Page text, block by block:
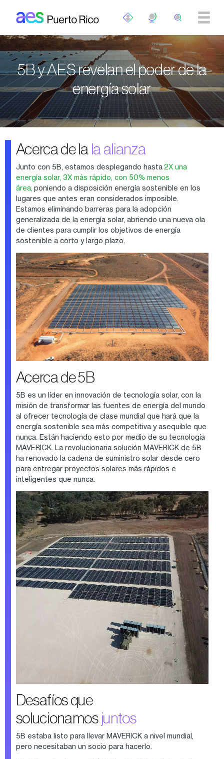
5B y AES revelan el poder de la
energía solar
Acerca de la la alianza
Junto con 5B, estamos desplegando hasta2X una
energía solar, 3X más rápido, con 50% menos
área, poniendo a disposición energía sostenible en los
lugares que antes eran considerados imposible.
Estamos eliminando barreras para la adopción
generalizada de la energía solar, abriendo una nueva ola
de clientes para cumplir los objetivos de energía
sostenible a corto y largo plazo.
Acerca de 5B
5B es un líder en innovación de tecnología solar, con la
misión de transformar las fuentes de energía del mundo
al ofrecer tecnología de clase mundial que hará que la
energía sostenible sea más competitiva y asequible que
nunca. Están haciendo esto por medio de su tecnología
MAVERICK. La revolucionaria solución MAVERICK de 5B
ha renovado la cadena de suministro solar desde cero
para entregar proyectos solares más rápidos e
inteligentes que nunca.
Desafíos que
solucionamos juntos
5B estaba listo para llevar MAVERICK a nivel mundial,
pero necesitaban un socio para hacerlo.